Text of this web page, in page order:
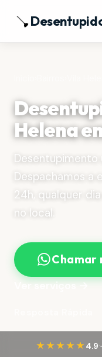
Helena
Desentupimento
Despachamos
24h, qualquer
no local.
Chamar
Ver serviços →
★★★★★ 4.9·